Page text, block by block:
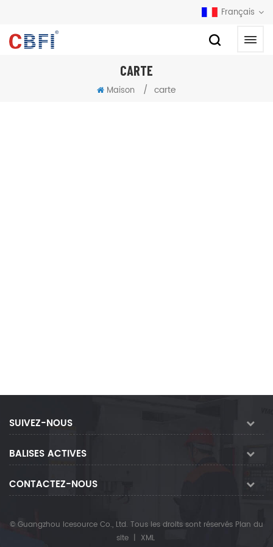
Français
CARTE
Maison / carte
SUIVEZ-NOUS
BALISES ACTIVES
CONTACTEZ-NOUS
© Guangzhou Icesource Co., Ltd. Tous les droits sont réservés Plan du
site | XML